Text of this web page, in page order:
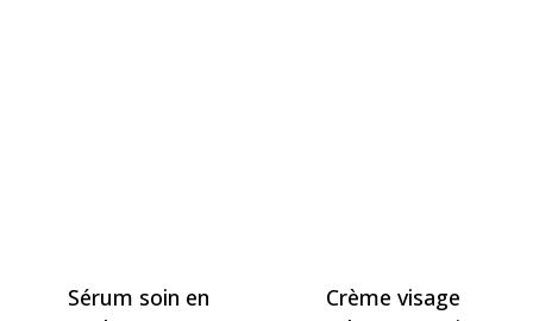
Sérum soin en
Crème visage